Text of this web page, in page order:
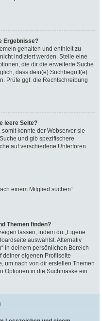
Ergebnisse?
gehalten und enthielt zu
indiziert werden. Stelle eine
die dir die erweiterte Suche
dass dein(e) Suchbegriff(e)
Prüfe ggf. die Rechtschreibung
leere Seite?
konnte der Webserver sie
und gib spezifischere
auf verschiedene Unterforen.
einem Mitglied suchen“.
Themen finden?
lassen, indem du „Eigene
auswählst. Alternativ
in deinem persönlichen Bereich
deiner eigenen Profilseite
um nach von dir erstellen Themen
Optionen in die Suchmaske ein.